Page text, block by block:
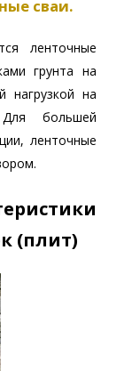
сваи.
ленточные
грунта на
нагрузкой на
большей
ленточные
(плит)